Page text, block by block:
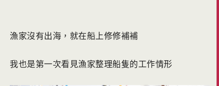
漁家沒有出海，就在船上修修補補
我也是第一次看見漁家整理船隻的工作情形